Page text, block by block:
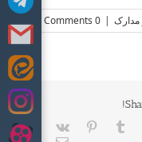
مدارک |
0 Comments
Tumblr
Pinterest
Vk